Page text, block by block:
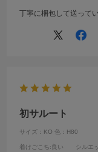
丁寧に梱包して送って
初サルート
サイズ：KO 色：H80
着けごこち:良い シルエ